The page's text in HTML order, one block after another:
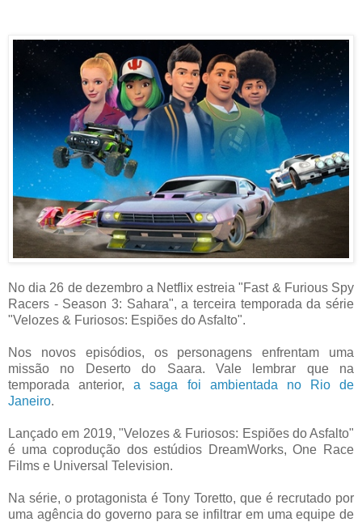
No dia 26 de dezembro a Netflix estreia "Fast & Furious Spy
Racers - Season 3: Sahara", a terceira temporada da série
"Velozes & Furiosos: Espiões do Asfalto".
Nos novos episódios, os personagens enfrentam uma
missão no Deserto do Saara. Vale lembrar que na
temporada anterior,a saga foi ambientada no Rio de
Janeiro.
Lançado em 2019, "Velozes & Furiosos: Espiões do Asfalto"
é uma coprodução dos estúdios DreamWorks, One Race
Films e Universal Television.
Na série, o protagonista é Tony Toretto, que é recrutado por
uma agência do governo para se infiltrar em uma equipe de